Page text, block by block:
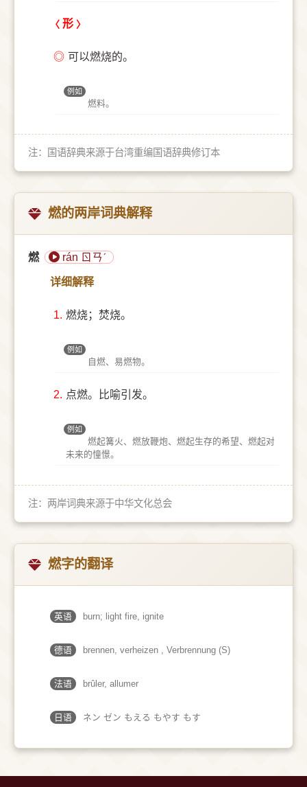
形
◎ 可以燃烧的。
例如
燃料。
注：国语辞典来源于台湾重编国语辞典修订本
燃的两岸词典解释
燃 rán ㄖㄢˊ
详细解释
1. 燃烧；焚烧。
例如
自燃、易燃物。
2. 点燃。比喻引发。
例如
燃起篝火、燃放鞭炮、燃起生存的希望、燃起对
未来的憧憬。
注：两岸词典来源于中华文化总会
燃字的翻译
英语 burn; light fire, ignite
德语 brennen, verheizen , Verbrennung (S)
法语 brûler, allumer
日语 ネン ゼン もえる もやす もす